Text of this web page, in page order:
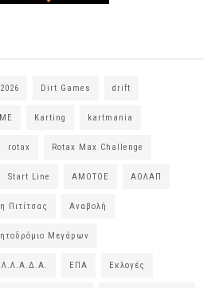
2026 Dirt Games drift
Karting kartmania
rotax Rotax Max Challenge
Start Line ΑΜΟΤΟΕ ΑΟΛΑΠ
Πιτίτσας Αναβολή
Μεγάρων
ΕΠΑ Εκλογές